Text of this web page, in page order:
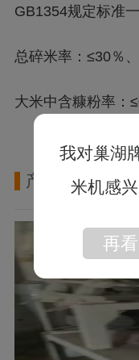
GB1354规定标准一
总碎米率：≤30％
大米中含糠粉率：
产品视频
我对巢湖
米机感
再